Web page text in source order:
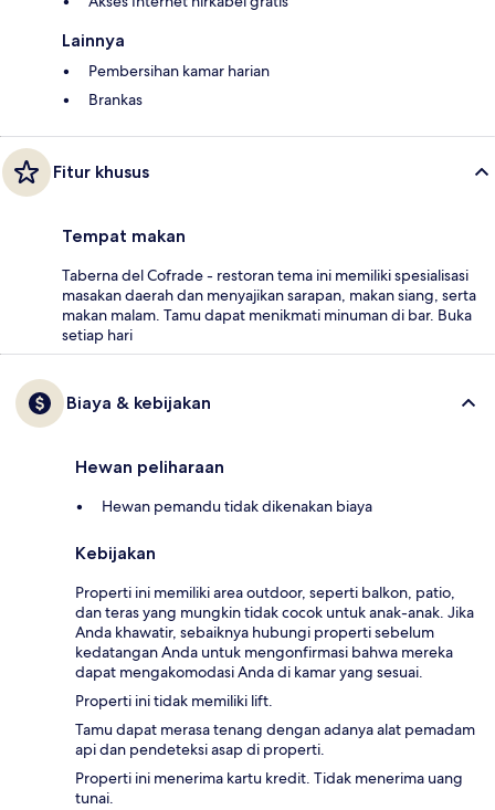
Lainnya
Pembersihan kamar harian
Brankas
Fitur khusus
Tempat makan
Taberna del Cofrade - restoran tema ini memiliki spesialisasi
masakan daerah dan menyajikan sarapan, makan siang, serta
makan malam. Tamu dapat menikmati minuman di bar. Buka
setiap hari
Biaya & kebijakan
Hewan peliharaan
Hewan pemandu tidak dikenakan biaya
Kebijakan
Properti ini memiliki area outdoor, seperti balkon, patio,
dan teras yang mungkin tidak cocok untuk anak-anak. Jika
Anda khawatir, sebaiknya hubungi properti sebelum
kedatangan Anda untuk mengonfirmasi bahwa mereka
dapat mengakomodasi Anda di kamar yang sesuai.
Properti ini tidak memiliki lift.
Tamu dapat merasa tenang dengan adanya alat pemadam
api dan pendeteksi asap di properti.
Properti ini menerima kartu kredit. Tidak menerima uang
tunai.